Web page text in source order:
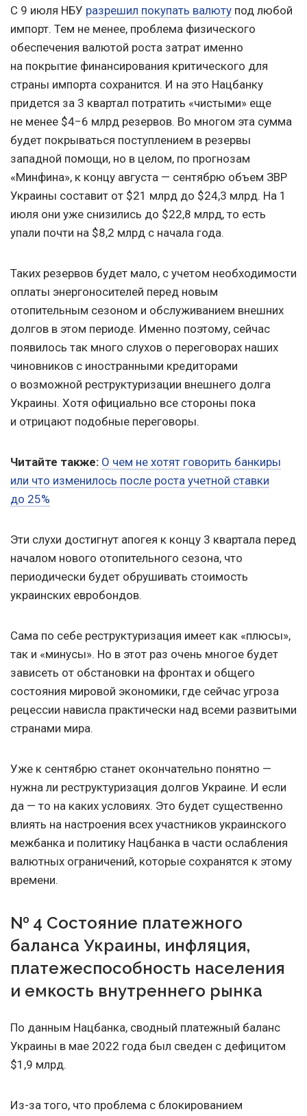
С 9 июля НБУ разрешил покупать валюту под любой
импорт. Тем не менее, проблема физического
обеспечения валютой роста затрат именно
на покрытие финансирования критического для
страны импорта сохранится. И на это Нацбанку
придется за 3 квартал потратить «чистыми» еще
не менее $4−6 млрд резервов. Во многом эта сумма
будет покрываться поступлением в резервы
западной помощи, но в целом, по прогнозам
«Минфина», к концу августа — сентябрю объем ЗВР
Украины составит от $21 млрд до $24,3 млрд. На 1
июля они уже снизились до $22,8 млрд, то есть
упали почти на $8,2 млрд с начала года.
Таких резервов будет мало, с учетом необходимости
оплаты энергоносителей перед новым
отопительным сезоном и обслуживанием внешних
долгов в этом периоде. Именно поэтому, сейчас
появилось так много слухов о переговорах наших
чиновников с иностранными кредиторами
о возможной реструктуризации внешнего долга
Украины. Хотя официально все стороны пока
и отрицают подобные переговоры.
Читайте также: О чем не хотят говорить банкиры
или что изменилось после роста учетной ставки
до 25%
Эти слухи достигнут апогея к концу 3 квартала перед
началом нового отопительного сезона, что
периодически будет обрушивать стоимость
украинских евробондов.
Сама по себе реструктуризация имеет как «плюсы»,
так и «минусы». Но в этот раз очень многое будет
зависеть от обстановки на фронтах и общего
состояния мировой экономики, где сейчас угроза
рецессии нависла практически над всеми развитыми
странами мира.
Уже к сентябрю станет окончательно понятно —
нужна ли реструктуризация долгов Украине. И если
да — то на каких условиях. Это будет существенно
влиять на настроения всех участников украинского
межбанка и политику Нацбанка в части ослабления
валютных ограничений, которые сохранятся к этому
времени.
№ 4 Состояние платежного
баланса Украины, инфляция,
платежеспособность населения
и емкость внутреннего рынка
По данным Нацбанка, сводный платежный баланс
Украины в мае 2022 года был сведен с дефицитом
$1,9 млрд.
Из-за того, что проблема с блокированием